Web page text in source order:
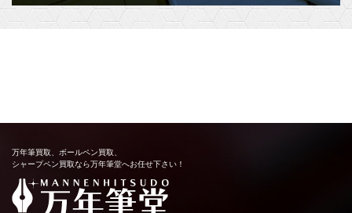
万年筆買取、ボールペン買取、
シャープペン買取なら万年筆堂へお任せ下さい！